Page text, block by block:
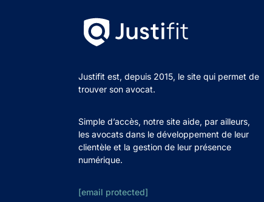
Justifit est, depuis 2015, le site qui permet de
trouver son avocat.
Simple d’accès, notre site aide, par ailleurs,
les avocats dans le développement de leur
clientèle et la gestion de leur présence
numérique.
[email protected]